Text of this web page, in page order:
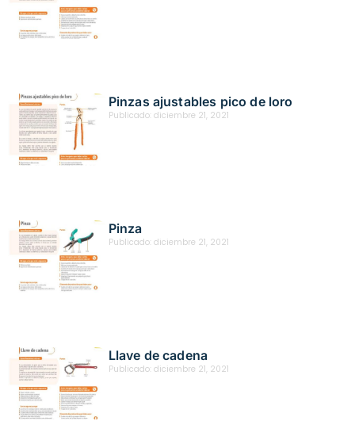
Pinzas ajustables pico de loro
Publicado: diciembre 21, 2021
Pinza
Publicado: diciembre 21, 2021
Llave de cadena
Publicado: diciembre 21, 2021